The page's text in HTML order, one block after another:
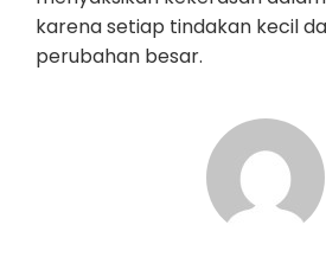
karena setiap tindakan kecil
perubahan besar.